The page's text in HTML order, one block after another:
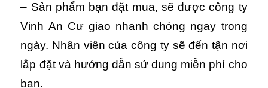
– Sản phẩm bạn đặt mua, sẽ được công ty
Vinh An Cư giao nhanh chóng ngay trong
ngày. Nhân viên của công ty sẽ đến tận nơi
lắp đặt và hướng dẫn sử dung miễn phí cho
bạn.